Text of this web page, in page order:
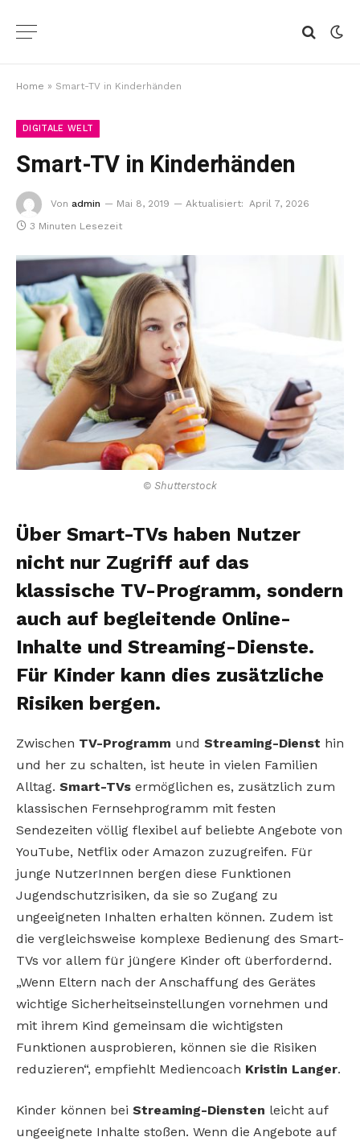
Home » Smart-TV in Kinderhänden
DIGITALE WELT
Smart-TV in Kinderhänden
Von admin Mai 8, 2019 Aktualisiert: April 7, 2026
3 Minuten Lesezeit
© Shutterstock
Über Smart-TVs haben Nutzer
nicht nur Zugriff auf das
klassische TV-Programm, sondern
auch auf begleitende Online-
Inhalte und Streaming-Dienste.
Für Kinder kann dies zusätzliche
Risiken bergen.
Zwischen TV-Programm und Streaming-Dienst hin
und her zu schalten, ist heute in vielen Familien
Alltag. Smart-TVs ermöglichen es, zusätzlich zum
klassischen Fernsehprogramm mit festen
Sendezeiten völlig flexibel auf beliebte Angebote von
YouTube, Netflix oder Amazon zuzugreifen. Für
junge NutzerInnen bergen diese Funktionen
Jugendschutzrisiken, da sie so Zugang zu
ungeeigneten Inhalten erhalten können. Zudem ist
die vergleichsweise komplexe Bedienung des Smart-
TVs vor allem für jüngere Kinder oft überfordernd.
„Wenn Eltern nach der Anschaffung des Gerätes
wichtige Sicherheitseinstellungen vornehmen und
mit ihrem Kind gemeinsam die wichtigsten
Funktionen ausprobieren, können sie die Risiken
reduzieren“, empfiehlt Mediencoach Kristin Langer.
Kinder können bei Streaming-Diensten leicht auf
ungeeignete Inhalte stoßen. Wenn die Angebote auf